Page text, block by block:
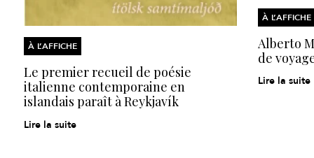
À L’AFFICHE
Le premier recueil de poésie
italienne contemporaine en
islandais paraît à Reykjavík
Lire la suite
À L’AFFICHE
Alberto
de
Lire la suite